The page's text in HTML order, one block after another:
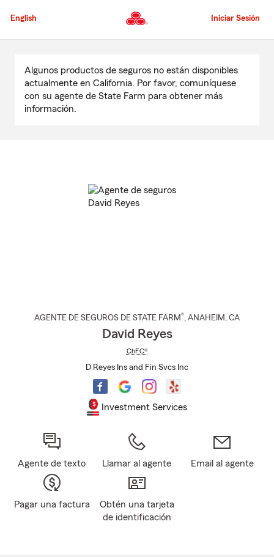
al
principal
English Iniciar Sesión
contenido
principal
Algunos productos de seguros no están disponibles
actualmente en California. Por favor, comuníquese
con su agente de State Farm para obtener más
información.
AGENTE DE SEGUROS DE STATE FARM®, ANAHEIM , CA
David Reyes
ChFC®
D Reyes Ins and Fin Svcs Inc
Investment Services
Agente de texto Llamar al agente Email al agente
Pagar una factura
Obtén una tarjeta
de identificación